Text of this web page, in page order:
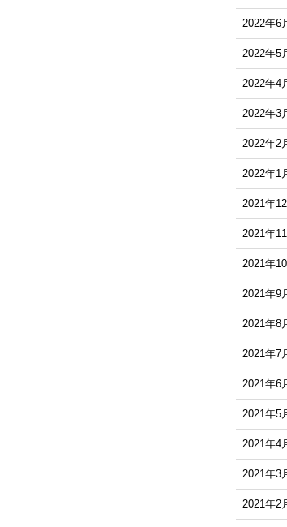
2022年6
2022年5
2022年4
2022年3
2022年2
2022年1
2021年
2021年
2021年
2021年9
2021年8
2021年7
2021年6
2021年5
2021年4
2021年3
2021年2